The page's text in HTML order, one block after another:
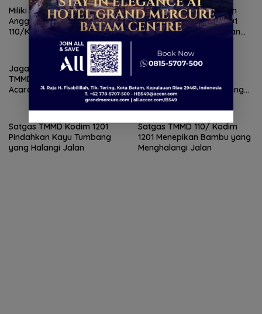
Miliki Hati yang Santun,
Anggota Satgas TMMD
110/Kodim 1201 Pimpin Nenek
Senah Pulang Kerumahnya
Waktu Luang Di Gunakan
Satgas TMMD Kodim 1201
Untuk Komunikasi Dengan
Jaga Keakraban, Satgas
TMMD Kodim 1201 Bikin
Acara Bakar-Bakar
Gunakan Pakaian Adat
Lestarikan Agar Tak Hilang
Dimakan Zaman
Satgas TMMD Kodim 1201
Pindahkan Kayu Tumbang
yang Halangi Jalan
Satgas TMMD 110/ Kodim
1201 Menepikan Bambu yang
Menghalangi Jalan